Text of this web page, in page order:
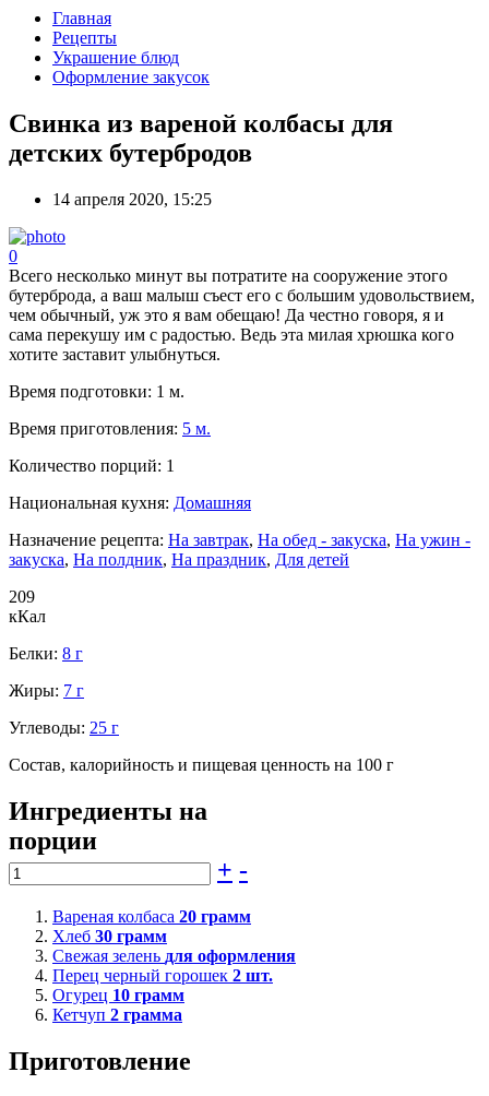
Главная
Рецепты
Украшение блюд
Оформление закусок
Свинка из вареной колбасы для
детских бутербродов
14 апреля 2020, 15:25
0
Всего несколько минут вы потратите на сооружение этого
бутерброда, а ваш малыш съест его с большим удовольствием,
чем обычный, уж это я вам обещаю! Да честно говоря, я и
сама перекушу им с радостью. Ведь эта милая хрюшка кого
хотите заставит улыбнуться.
Время подготовки: 1 м.
Время приготовления: 5 м.
Количество порций: 1
Национальная кухня: Домашняя
Назначение рецепта: На завтрак, На обед - закуска, На ужин -
закуска, На полдник, На праздник, Для детей
209
кКал
Белки: 8 г
Жиры: 7 г
Углеводы: 25 г
Состав, калорийность и пищевая ценность на 100 г
Ингредиенты на
порции
+ -
Вареная колбаса 20 грамм
Хлеб 30 грамм
Свежая зелень для оформления
Перец черный горошек 2 шт.
Огурец 10 грамм
Кетчуп 2 грамма
Приготовление